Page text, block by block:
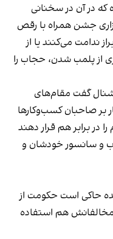
در آن در سخنانی
جشن همراه با رقص
ندامت می‌کنند یا از
از پلمب شدن، حجاب را
گفت مقام‌های
بر صاحبان کسب‌وکارها
در برابر هم قرار دهند
و سانسور خودشان و
حاکی است حکومت از
مخالفانش هم استفاده